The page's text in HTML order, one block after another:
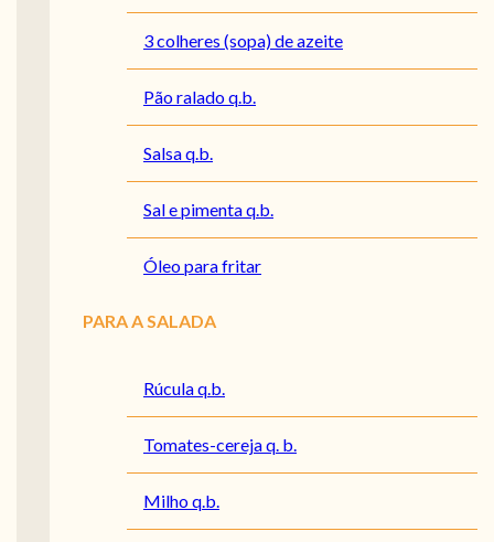
3 colheres (sopa) de azeite
Pão ralado q.b.
Salsa q.b.
Sal e pimenta q.b.
Óleo para fritar
PARA A SALADA
Rúcula q.b.
Tomates-cereja q. b.
Milho q.b.